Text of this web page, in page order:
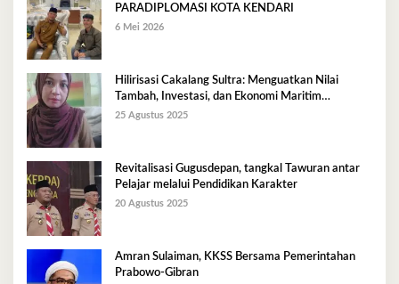
PARADIPLOMASI KOTA KENDARI
6 Mei 2026
Hilirisasi Cakalang Sultra: Menguatkan Nilai
Tambah, Investasi, dan Ekonomi Maritim
Berkelanjutan
25 Agustus 2025
Revitalisasi Gugusdepan, tangkal Tawuran antar
Pelajar melalui Pendidikan Karakter
20 Agustus 2025
Amran Sulaiman, KKSS Bersama Pemerintahan
Prabowo-Gibran